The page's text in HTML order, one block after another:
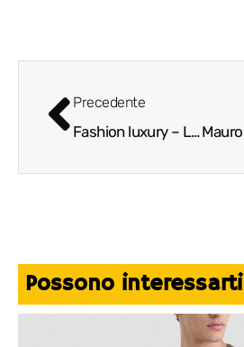
Precedente
Fashion luxury – Luisa Via Roma (video)
Possono